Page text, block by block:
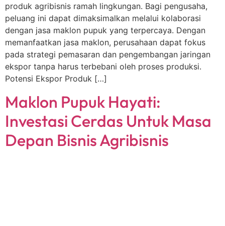
produk agribisnis ramah lingkungan. Bagi pengusaha,
peluang ini dapat dimaksimalkan melalui kolaborasi
dengan jasa maklon pupuk yang terpercaya. Dengan
memanfaatkan jasa maklon, perusahaan dapat fokus
pada strategi pemasaran dan pengembangan jaringan
ekspor tanpa harus terbebani oleh proses produksi.
Potensi Ekspor Produk […]
Maklon Pupuk Hayati:
Investasi Cerdas Untuk Masa
Depan Bisnis Agribisnis